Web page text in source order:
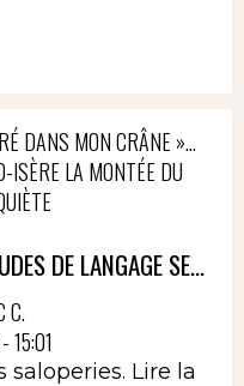
DANS MON CRÂNE »…
ISÈRE LA MONTÉE DU
DE LANGAGE SE...
C.
saloperies. Lire la